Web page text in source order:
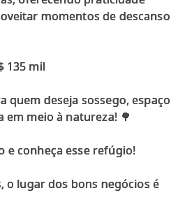
momentos de descanso
135 mil
quem deseja sossego, espaço
em meio à natureza! 🌳
e conheça esse refúgio!
o lugar dos bons negócios é